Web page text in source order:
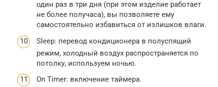
один раз в три дня (при этом изделие работает
не более получаса), вы позволяете ему
самостоятельно избавиться от излишков влаги.
Sleep: перевод кондиционера в полуспящий
режим, холодный воздух распространяется по
потолку, используем ночью.
On Timer: включение таймера.